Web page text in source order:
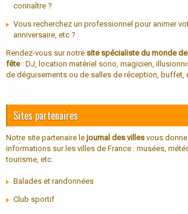
connaître ?
Vous recherchez un professionnel pour animer
anniversaire, etc ?
Rendez-vous sur notre site spécialiste du monde
fête: DJ, location matériel sono, magicien,
de déguisements ou de salles de réception, buffet,
Sites partenaires
Notre site partenaire le journal des villes vous
informations sur les villes de France : musées,
tourisme, etc.
Balades et randonnées
Club sportif